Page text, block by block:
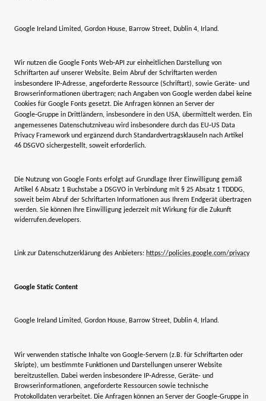
Google Ireland Limited, Gordon House, Barrow Street, Dublin 4, Irland.
Wir nutzen die Google Fonts Web‑API zur einheitlichen Darstellung von
Schriftarten auf unserer Website. Beim Abruf der Schriftarten werden
insbesondere IP‑Adresse, angeforderte Ressource (Schriftart), sowie Geräte- und
Browserinformationen übertragen; nach Angaben von Google werden dabei keine
Cookies für Google Fonts gesetzt. Die Anfragen können an Server der
Google‑Gruppe in Drittländern, insbesondere in den USA, übermittelt werden. Ein
angemessenes Datenschutzniveau wird insbesondere durch das EU‑US Data
Privacy Framework und ergänzend durch Standardvertragsklauseln nach Artikel
46 DSGVO sichergestellt, soweit erforderlich.
Die Nutzung von Google Fonts erfolgt auf Grundlage Ihrer Einwilligung gemäß
Artikel 6 Absatz 1 Buchstabe a DSGVO in Verbindung mit § 25 Absatz 1 TDDDG,
soweit beim Abruf der Schriftarten Informationen aus Ihrem Endgerät übertragen
werden. Sie können Ihre Einwilligung jederzeit mit Wirkung für die Zukunft
widerrufen.developers.
Link zur Datenschutzerklärung des Anbieters: https://policies.google.com/privacy
Google Static Content
Google Ireland Limited, Gordon House, Barrow Street, Dublin 4, Irland.
Wir verwenden statische Inhalte von Google‑Servern (z.B. für Schriftarten oder
Skripte), um bestimmte Funktionen und Darstellungen unserer Website
bereitzustellen. Dabei werden insbesondere IP‑Adresse, Geräte- und
Browserinformationen, angeforderte Ressourcen sowie technische
Protokolldaten verarbeitet. Die Anfragen können an Server der Google‑Gruppe in